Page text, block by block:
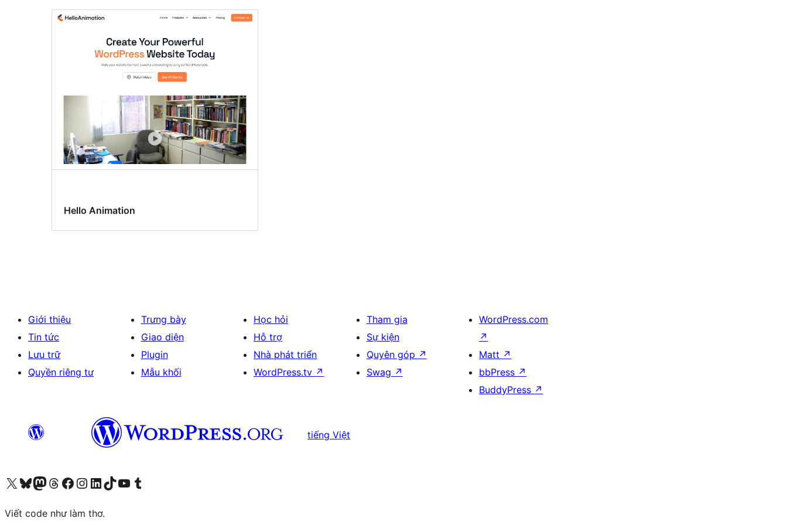
Hello Animation
Giới thiệu
Tin tức
Lưu trữ
Quyền riêng tư
Trưng bày
Giao diện
Plugin
Mẫu khối
Học hỏi
Hỗ trợ
Nhà phát triển
WordPress.tv ↗
Tham gia
Sự kiện
Quyên góp ↗
Swag ↗
WordPress.com
↗
Matt ↗
bbPress ↗
BuddyPress ↗
tiếng Việt
Truy cập tài khoản X (trước đây là Twitter) của chúng tôiVisit our Bluesky account
Visit our Mastodon account
Visit our Threads account
Xem trang Facebook của chúng tôiTruy cập tài khoản Instagram của chúng tôiTruy cập tài khoản LinkedIn của chúng tôiVisit our TikTok account
Truy cập kênh YouTube của chúng tôi Visit our Tumblr account
Viết code như làm thơ.